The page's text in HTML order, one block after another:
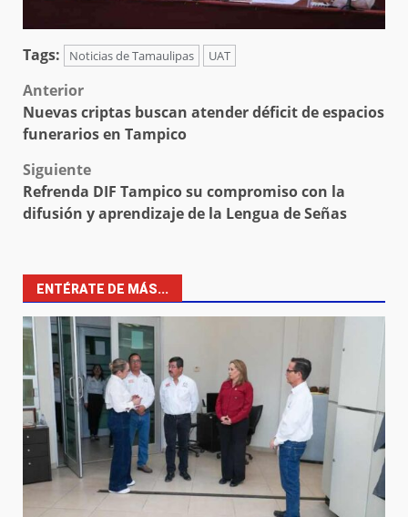
Tags: Noticias de Tamaulipas UAT
Post
navigation
Anterior
Nuevas criptas buscan atender déficit de espacios
funerarios en Tampico
Siguiente
Refrenda DIF Tampico su compromiso con la
difusión y aprendizaje de la Lengua de Señas
ENTÉRATE DE MÁS...